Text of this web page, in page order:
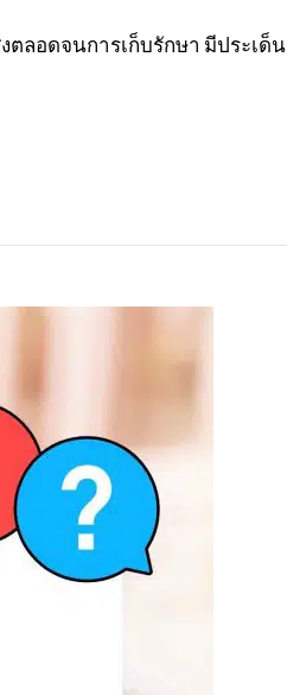
ลอดจนการเก็บรักษา มีประเด็น